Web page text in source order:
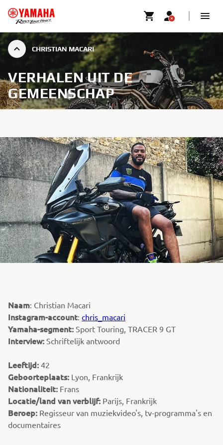
CHRISTIAN MACARI
VERHALEN UIT DE
GEMEENSCHAP
Naam: Christian Macari
Instagram-account: chris_macari
Yamaha-segment: Sport Touring, TRACER 9 GT
Interview: Schriftelijk antwoord
Leeftijd: 42
Geboorteplaats: Lyon, Frankrijk
Nationaliteit: Frans
Locatie/land van verblijf: Parijs, Frankrijk
Beroep: Regisseur van muziekvideo's, tv-programma's en
documentaires